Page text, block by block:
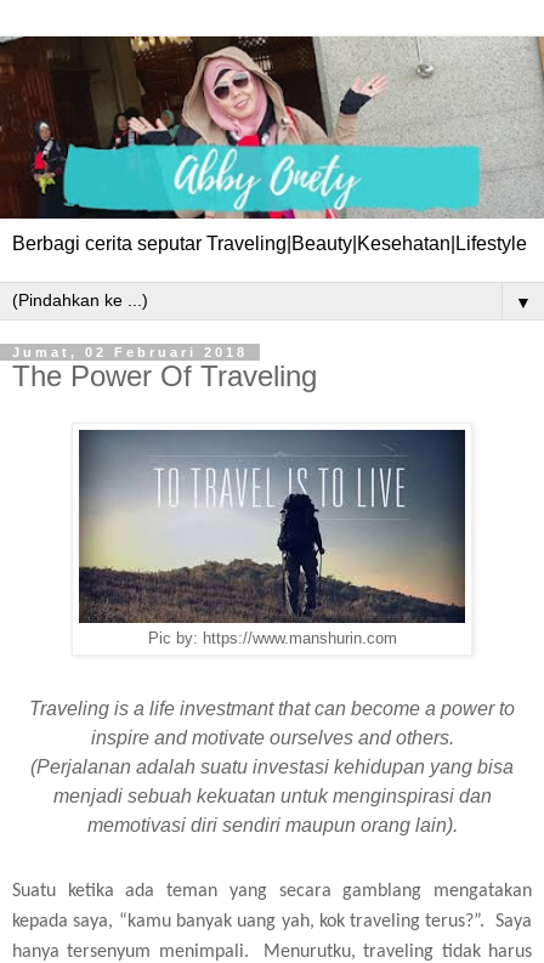
Berbagi cerita seputar Traveling|Beauty|Kesehatan|Lifestyle
▼
Jumat, 02 Februari 2018
The Power Of Traveling
Pic by: https://www.manshurin.com
Traveling is a life investmant that can become a power to
inspire and motivate ourselves and others.
(Perjalanan adalah suatu investasi kehidupan yang bisa
menjadi sebuah kekuatan untuk menginspirasi dan
memotivasi diri sendiri maupun orang lain).
Suatu ketika ada teman yang secara gamblang mengatakan
kepada saya, “kamu banyak uang yah, kok traveling terus?”. Saya
hanya tersenyum menimpali. Menurutku, traveling tidak harus